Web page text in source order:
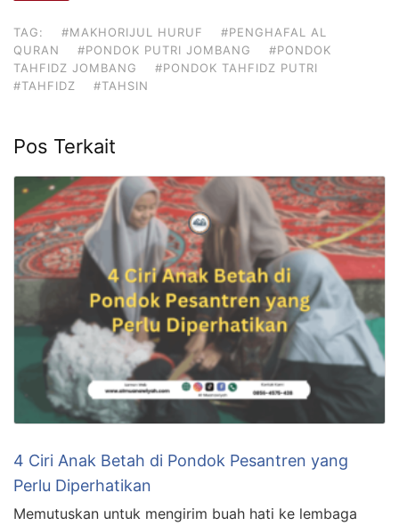
TAG: #MAKHORIJUL HURUF
#PENGHAFAL AL
QURAN
#PONDOK PUTRI JOMBANG
#PONDOK
TAHFIDZ JOMBANG
#PONDOK TAHFIDZ PUTRI
#TAHFIDZ
#TAHSIN
Pos Terkait
4 Ciri Anak Betah di Pondok Pesantren yang
Perlu Diperhatikan
Memutuskan untuk mengirim buah hati ke lembaga